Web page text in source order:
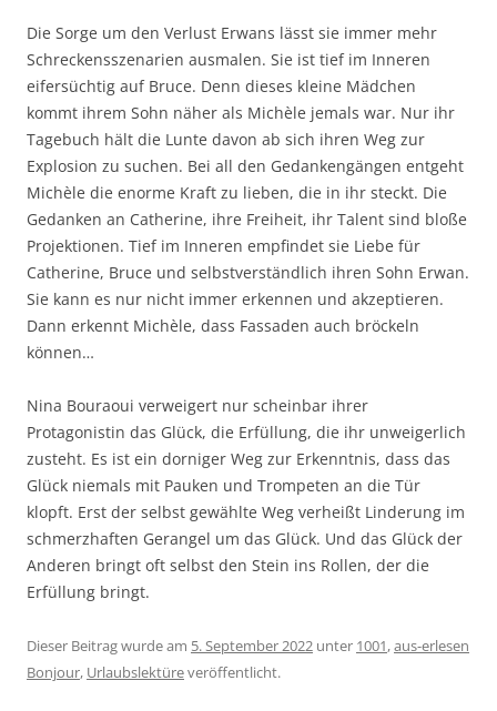
Die Sorge um den Verlust Erwans lässt sie immer mehr
Schreckensszenarien ausmalen. Sie ist tief im Inneren
eifersüchtig auf Bruce. Denn dieses kleine Mädchen
kommt ihrem Sohn näher als Michèle jemals war. Nur ihr
Tagebuch hält die Lunte davon ab sich ihren Weg zur
Explosion zu suchen. Bei all den Gedankengängen entgeht
Michèle die enorme Kraft zu lieben, die in ihr steckt. Die
Gedanken an Catherine, ihre Freiheit, ihr Talent sind bloße
Projektionen. Tief im Inneren empfindet sie Liebe für
Catherine, Bruce und selbstverständlich ihren Sohn Erwan.
Sie kann es nur nicht immer erkennen und akzeptieren.
Dann erkennt Michèle, dass Fassaden auch bröckeln
können…
Nina Bouraoui verweigert nur scheinbar ihrer
Protagonistin das Glück, die Erfüllung, die ihr unweigerlich
zusteht. Es ist ein dorniger Weg zur Erkenntnis, dass das
Glück niemals mit Pauken und Trompeten an die Tür
klopft. Erst der selbst gewählte Weg verheißt Linderung im
schmerzhaften Gerangel um das Glück. Und das Glück der
Anderen bringt oft selbst den Stein ins Rollen, der die
Erfüllung bringt.
Dieser Beitrag wurde am 5. September 2022 unter 1001,aus-erlesen
Bonjour, Urlaubslektüreveröffentlicht.